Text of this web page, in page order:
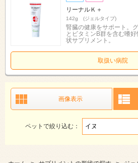
リーナルＫ＋
142g (ジェルタイプ)
腎臓の健康をサポート。
とビタミンB群を含む嗜
状サプリメント。
取扱い病院
画像表示
ペットで絞り込む：